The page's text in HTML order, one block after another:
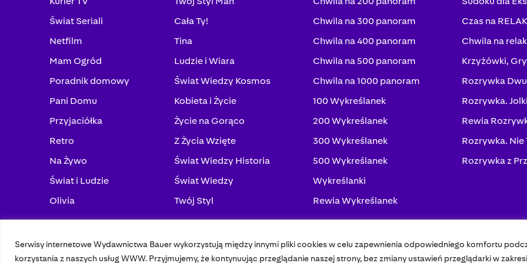
Serwisy internetowe Wydawnictwa Bauer wykorzystują między innymi pliki cookies w celu zapewnienia odpowiedniego komfortu
korzystania z naszych usług WWW. Przyjmujemy, że kontynuując przeglądanie naszej strony, bez zmiany ustawień przeglądarki w
Świat Seriali
Netfilm
Mam Ogród
Poradnik domowy
Pani Domu
Przyjaciółka
Retro
Na Żywo
Świat i Ludzie
Olivia
Cała Ty!
Tina
Ludzie i Wiara
Świat Wiedzy Kosmos
Kobieta i Życie
Życie na Gorąco
Z Życia Wzięte
Świat Wiedzy Historia
Świat Wiedzy
Twój Styl
Chwila na 300 panoram
Chwila na 400 panoram
Chwila na 500 panoram
Chwila na 1000 panoram
100 Wykreślanek
200 Wykreślanek
300 Wykreślanek
500 Wykreślanek
Wykreślanki
Rewia Wykreślanek
Czas na
Chwila na
Krzyżówki,
Rozrywka
Rozrywka. Jolki
Rewia
Rozrywka. Nie
Rozrywka z
© 2023 Bauer Media Group, All Rights Reserved.